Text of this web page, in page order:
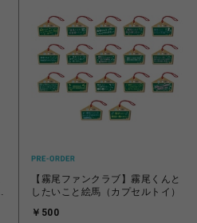
【霧尾ファンクラブ】霧尾くんと
したいこと絵馬（カプセルトイ）
￥500